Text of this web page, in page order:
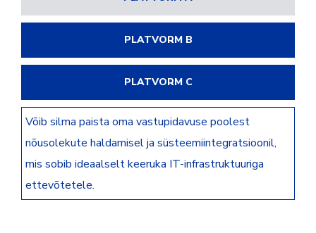
PLATVORM B
PLATVORM C
Võib silma paista oma vastupidavuse poolest
nõusolekute haldamisel ja süsteemiintegratsioonil,
mis sobib ideaalselt keeruka IT-infrastruktuuriga
ettevõtetele.